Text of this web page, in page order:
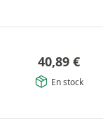
40,89 €
En stock